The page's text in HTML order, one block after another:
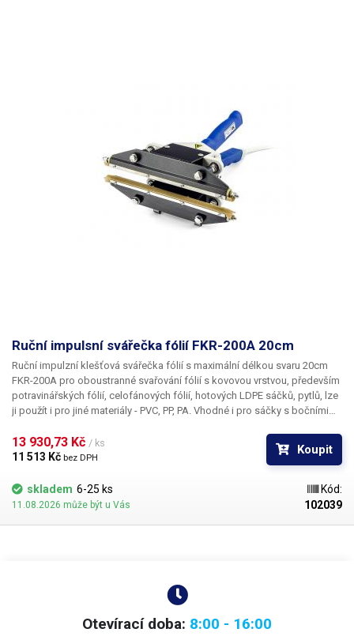
Ruční impulsní svářečka fólií FKR-200A 20cm
Ruční impulzní klešťová svářečka fólií s maximální délkou svaru 20cm
FKR-200A pro oboustranné svařování fólií s kovovou vrstvou, především
potravinářských fólií, celofánových fólií, hotových LDPE sáčků, pytlů, lze
ji použít i pro jiné materiály - PVC, PP, PA. Vhodné i pro sáčky s bočními
fóliíFKR-200A se skládá ze dvou částí
- svařovacích kleští a
trafostanice. Díky oddělení transformátoru od kleští jsou kleště příjemně
navíc dostatečně dlouhý (220cm+), takže se s nimi dostanete kamkoliv.
Trafostanice disponuje kromě vypínače také regulátorem času, kde lze
spečení fólie s tavným drátem. Ke svaru dojde až stiskem rukojeti
(sevřením). Šířka výsledného svaru je5,5mm.
dojde k opravdu vzduchotěsnému a vodotěsnému
13 930,73 Kč / ks
11 513 Kč bez DPH
Koupit
skladem 6-25 ks
11.08.2026 může být u Vás
Kód:
102039
Otevírací doba: 8:00 - 16:00